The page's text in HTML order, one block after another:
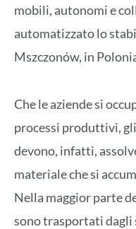
mobili, autonomi e
automatizzato lo
Mszczonów, in
Che le aziende si
processi produttivi,
devono, infatti,
materiale che si
Nella maggior parte
sono trasportati dagli